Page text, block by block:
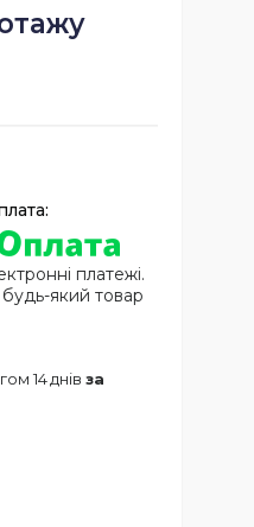
платежі.
який товар
14 днів за